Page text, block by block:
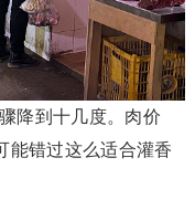
降到十几度。肉价
能错过这么适合灌香